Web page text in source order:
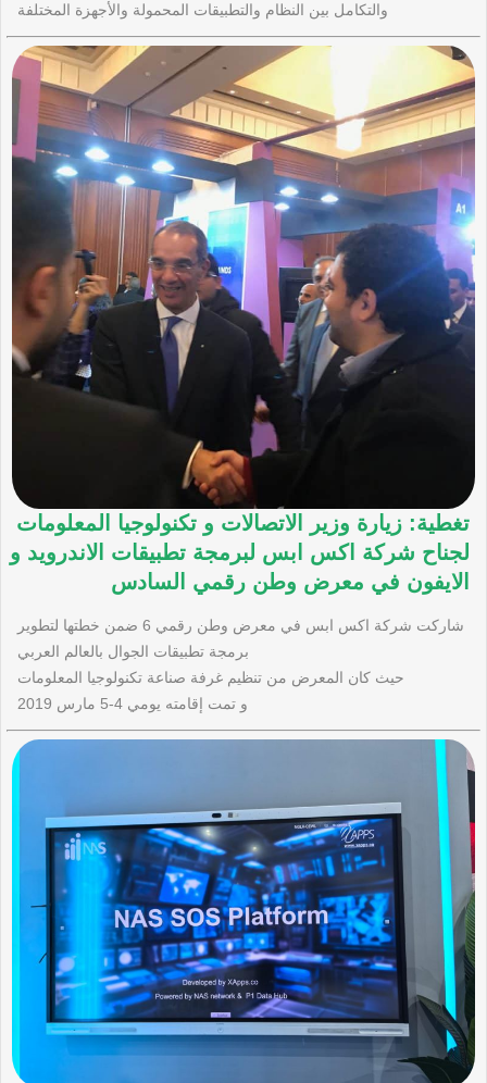
والتكامل بين النظام والتطبيقات المحمولة والأجهزة المختلفة
تغطية: زيارة وزير الاتصالات و تكنولوجيا المعلومات
لجناح شركة اكس ابس لبرمجة تطبيقات الاندرويد و
الايفون في معرض وطن رقمي السادس
شاركت شركة اكس ابس في معرض وطن رقمي 6 ضمن خطتها لتطوير
برمجة تطبيقات الجوال بالعالم العربي
حيث كان المعرض من تنظيم غرفة صناعة تكنولوجيا المعلومات
و تمت إقامته يومي 4-5 مارس 2019